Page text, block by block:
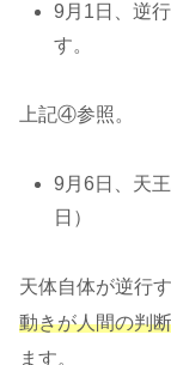
9月1日、逆
す。
上記④参照。
9月6日、天
日）
天体自体が逆行
動きが人間の判
ます。